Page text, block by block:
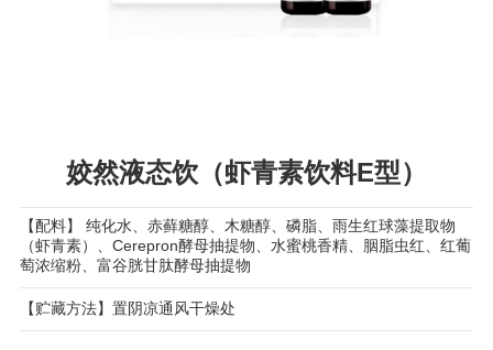
姣然液态饮（虾青素饮料E型）
【配料】 纯化水、赤藓糖醇、木糖醇、磷脂、雨生红球藻提取物
（虾青素）、Cerepron酵母抽提物、水蜜桃香精、胭脂虫红、红葡
萄浓缩粉、富谷胱甘肽酵母抽提物
【贮藏方法】置阴凉通风干燥处